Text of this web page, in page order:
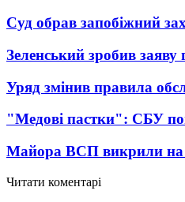
Суд обрав запобіжний
Зеленський зробив
Уряд змінив правила
"Медові пастки": СБУ
Майора ВСП викрили на
Читати коментарі